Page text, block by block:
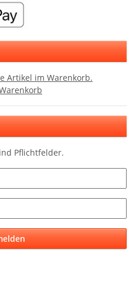
Artikel im Warenkorb.
Pflichtfelder.